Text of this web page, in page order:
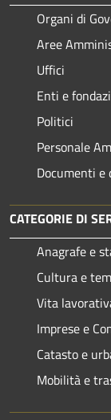
Organi di
Aree
Uffici
Enti e
Politici
Personale
Documenti e
CATEGORIE DI
Anagrafe e
Cultura e
Vita
Imprese e
Catasto e
Mobilità e